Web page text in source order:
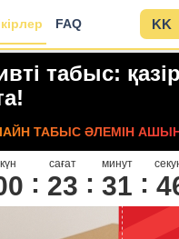
FAQ KK
табыс:
ТАБЫС ӘЛЕМІН
күн сағат
23
минут
31 4